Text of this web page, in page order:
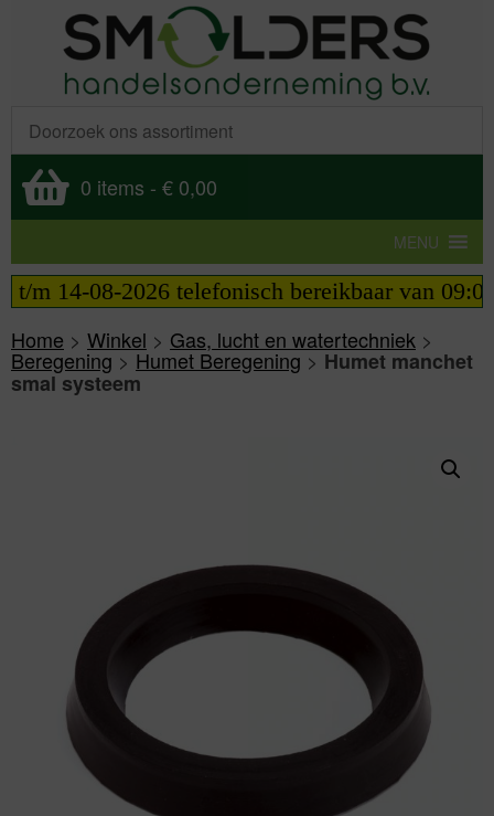
0 items - € 0,00
MENU
14-08-2026 telefonisch bereikbaar van
Home > Winkel > Gas, lucht en watertechniek >
Beregening>Humet Beregening>Humet manchet
smal systeem